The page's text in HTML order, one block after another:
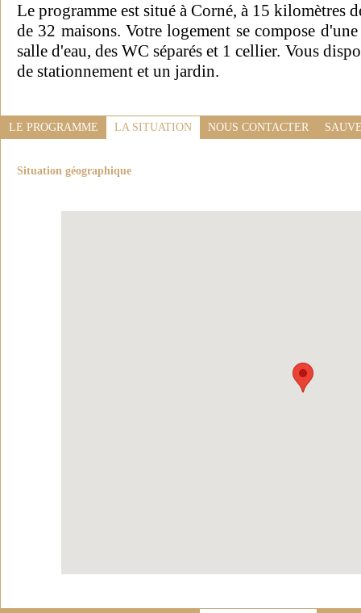
Le programme est situé à Corné, à 15 kilomètres
de 32 maisons. Votre logement se compose
salle d'eau, des WC séparés et 1 cellier. Vous
de stationnement et un jardin.
LE PROGRAMME LA SITUATION NOUS CONTACTER
Situation géographique